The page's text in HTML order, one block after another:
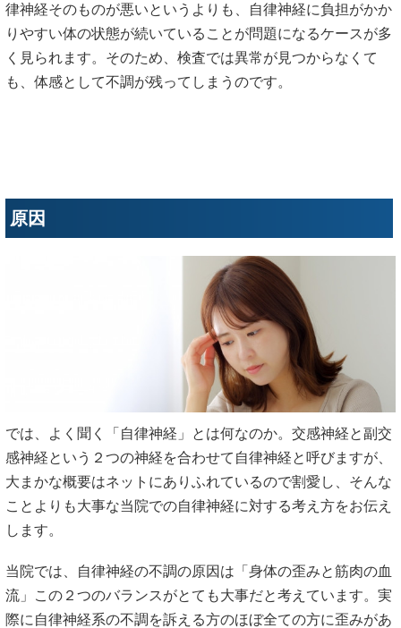
律神経そのものが悪いというよりも、自律神経に負担がかか
りやすい体の状態が続いていることが問題になるケースが多
く見られます。そのため、検査では異常が見つからなくて
も、体感として不調が残ってしまうのです。
原因
では、よく聞く「自律神経」とは何なのか。交感神経と副交
感神経という２つの神経を合わせて自律神経と呼びますが、
大まかな概要はネットにありふれているので割愛し、そんな
ことよりも大事な当院での自律神経に対する考え方をお伝え
します。
当院では、自律神経の不調の原因は「身体の歪みと筋肉の血
流」この２つのバランスがとても大事だと考えています。実
際に自律神経系の不調を訴える方のほぼ全ての方に歪みがあ